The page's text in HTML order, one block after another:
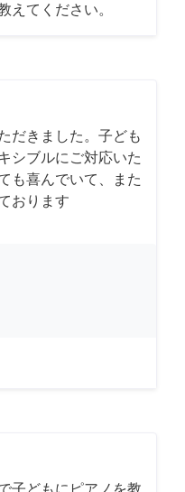
えてください。
だきました。子ども
シブルにご対応いた
も喜んでいて、また
おります
子どもにピアノを教